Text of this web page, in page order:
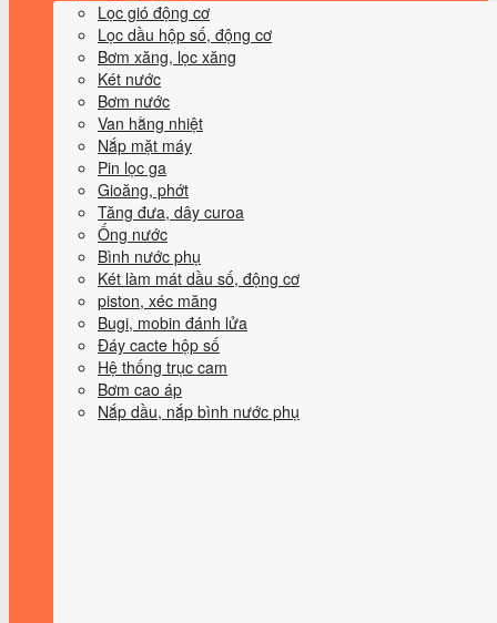
Lọc gió động cơ
Lọc dầu hộp số, động cơ
Bơm xăng, lọc xăng
Két nước
Bơm nước
Van hằng nhiệt
Nắp mặt máy
Pin lọc ga
Gioăng, phớt
Tăng đưa, dây curoa
Ống nước
Bình nước phụ
Két làm mát dầu số, động cơ
piston, xéc măng
Bugi, mobin đánh lửa
Đáy cacte hộp số
Hệ thống trục cam
Bơm cao áp
Nắp dầu, nắp bình nước phụ